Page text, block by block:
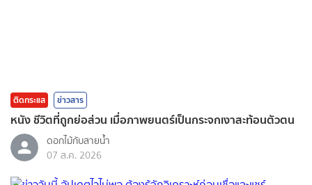
ติดกระแส ข่าวสาร
หนัง ชีวิตที่ถูกย่อส่วน เมื่อภาพยนตร์เป็นกระจกเงาสะท้อนตัวตน
ดอกไม้กับสายน้ำ
07 ส.ค. 2026